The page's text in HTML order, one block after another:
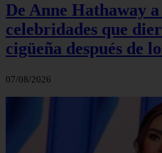
De Anne Hathaway
celebridades que
cigüeña después de
07/08/2026